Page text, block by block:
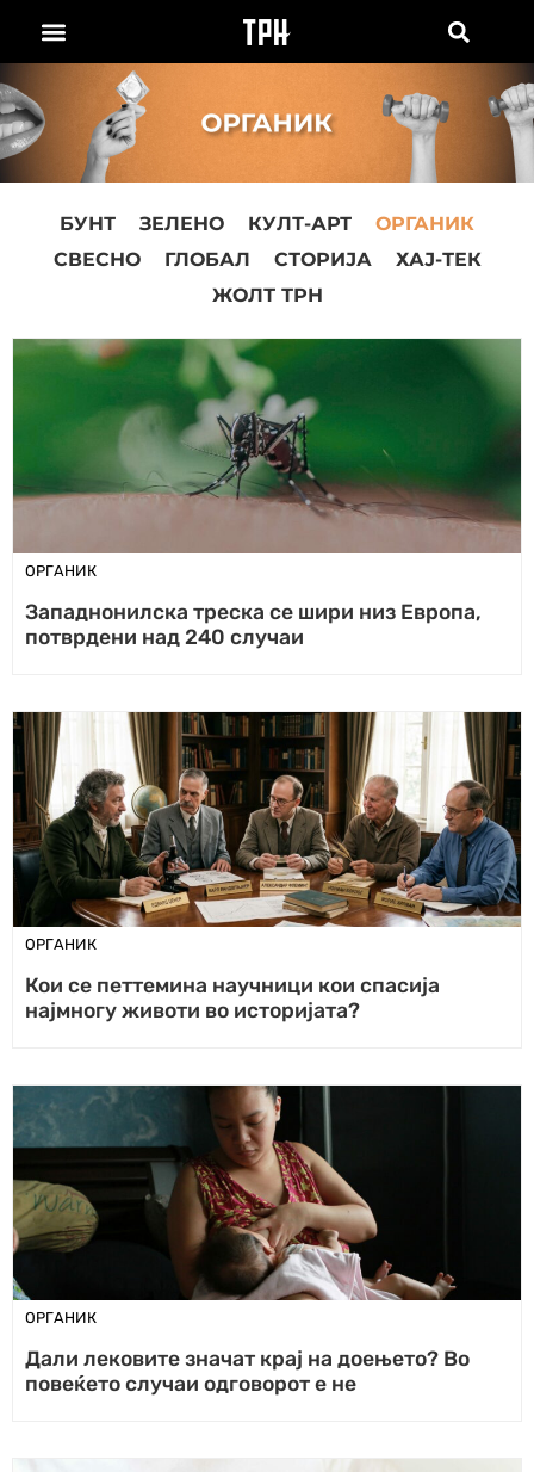
БУНТ ЗЕЛЕНО КУЛТ-АРТ
ОРГАНИК
СВЕСНО
ГЛОБАЛ СТОРИЈА
ХАЈ-ТЕК
ЖОЛТ ТРН
ОРГАНИК
Западнонилска треска се шири низ Европа,
потврдени над 240 случаи
ОРГАНИК
Кои се петтемина научници кои спасија
најмногу животи во историјата?
ОРГАНИК
Дали лековите значат крај на доењето? Во
повеќето случаи одговорот е не